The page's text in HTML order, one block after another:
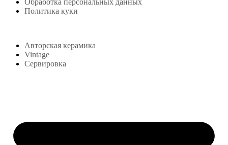
Обработка персональных данных
Политика куки
Авторская керамика
Vintage
Сервировка